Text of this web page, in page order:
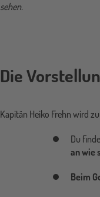
sehen.
Die
Kapitän Heiko Frehn wird
Du
an wie
Beim